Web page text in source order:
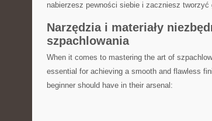
nabierzesz pewności siebie ⁢i zaczniesz tworzyć⁢
Narzędzia i materiały
szpachlowania
When it comes to mastering⁢ the art of‍
essential⁣ for⁤ achieving a⁣ smooth and flawless
beginner ‍should have in their arsenal: